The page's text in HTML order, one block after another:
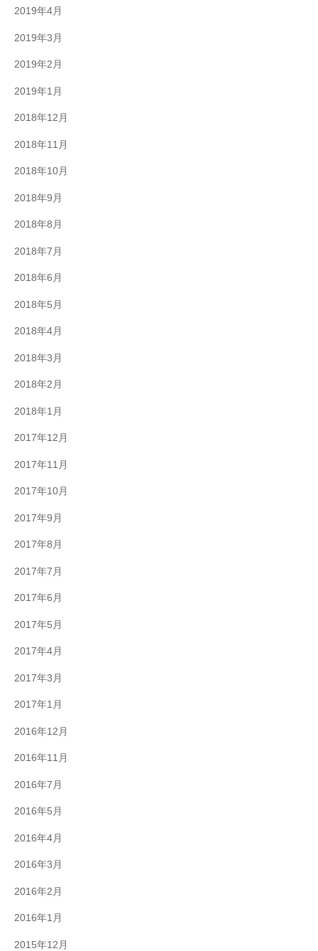
2019年4月
2019年3月
2019年2月
2019年1月
2018年12月
2018年11月
2018年10月
2018年9月
2018年8月
2018年7月
2018年6月
2018年5月
2018年4月
2018年3月
2018年2月
2018年1月
2017年12月
2017年11月
2017年10月
2017年9月
2017年8月
2017年7月
2017年6月
2017年5月
2017年4月
2017年3月
2017年1月
2016年12月
2016年11月
2016年7月
2016年5月
2016年4月
2016年3月
2016年2月
2016年1月
2015年12月